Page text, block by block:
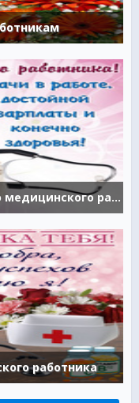
Открытка с пожеланиями к дню медицинского работника
работника